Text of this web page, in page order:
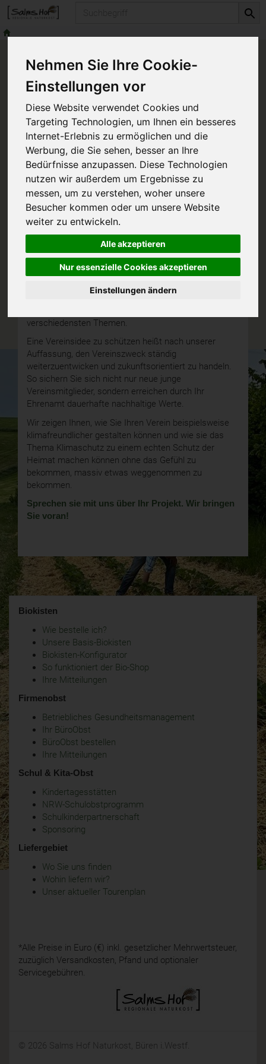
Nehmen Sie Ihre Cookie-
Einstellungen vor
Diese Website verwendet Cookies und
Targeting Technologien, um Ihnen ein besseres
Internet-Erlebnis zu ermöglichen und die
Werbung, die Sie sehen, besser an Ihre
Bedürfnisse anzupassen. Diese Technologien
nutzen wir außerdem um Ergebnisse zu
messen, um zu verstehen, woher unsere
Besucher kommen oder um unsere Website
weiter zu entwickeln.
Alle akzeptieren
Nur essenzielle Cookies akzeptieren
Einstellungen ändern
Beratungen für
Vereine
02955-442 987 0 info@salms-
hof.de +49 151 53510361
Geselligkeit ist eine wichtige menschliche Tugend, die
sich in einer Vielzahl von Vereinen je nach Interessen
und Neigungen zeigt. Viele Vereine kümmern sich um
Gesundheit, Heimat und Naturschutz, beispielsweise
die vielen Sportvereine, Heimat- und Schützenvereine,
verschiedensten Themen.
Eine Vereinsidee zu schützen heißt nach unserer
Auffassung, den Vereinszweck ständig
weiterzuentwicken und zukunftsorientiert zu handeln.
So sichern Sie sich nicht nur neue junge
Vereinsmitglieder, sondern erreichen durch Ihr
Ehrenamt dauerhafte nachhaltige Werte.
Wir zeigen Ihnen, wie Sie Ihren Verein beispielsweise
klimafreundlicher gestalten können und wie sie das
Thema Klimaschutz zu einem echten Schutz der
Heimat machen können ohne das Gefühl zu
bekommen, massiv etwas weggenommen zu
bekommen.
Sprechen sie mit uns über Ihr Projekt. Wir bringen
Sie voran!
Biokisten
Wie bestelle ich?
Unsere Basis-Biokisten
Biokisten-Konfigurator
So funktioniert der Bio-Shop
Ihre Mitteilungen
Firmenobst
Betriebliches Gesundheitsmanagement
Ihr BüroObst
BüroObst bestellen
Ihre Mitteilungen
Schul & Kita-Obst
Kindertagesstätten
NRW-Schulobstprogramm
Schulkinderpartnerschaft
Sponsoring
Liefergebiet
Wo Sie uns finden
Wohin liefern wir?
Unser aktueller Tourenplan
*Alle Preise in Euro (€) inkl. gesetzlicher Mehrwertsteuer,
zuzüglich Versandkosten, Pfand und optionaler
Servicegebühren.
© 2026 Salms Hof Naturkost, Büren i.Westf.